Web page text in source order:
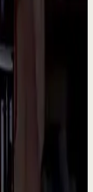
llega a la
depresión hoy en
psiquiatra,